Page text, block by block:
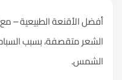
أفضل الأقنعة الطبيعية –
الشعر متقصفة، بسبب
الشمس.